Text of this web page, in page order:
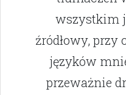
wszystkim
źródłowy, przy
języków
przeważnie